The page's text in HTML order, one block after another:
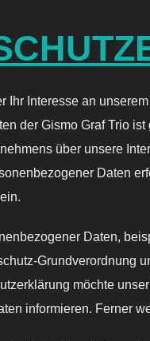
Ihr Interesse an
der Gismo Graf Trio
über unsere
Daten
Daten,
Grundverordnung
möchte
informieren. Ferner